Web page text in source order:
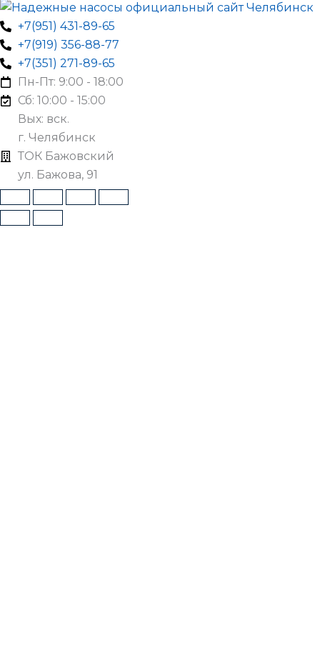
+7(951) 431-89-65
+7(919) 356-88-77
+7(351) 271-89-65
Пн-Пт: 9:00 - 18:00
Сб: 10:00 - 15:00
Вых: вск.
г. Челябинск
ТОК Бажовский
ул. Бажова, 91